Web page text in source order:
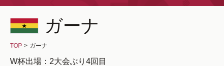
ガーナ
TOP > ガーナ
W杯出場：2大会ぶり4回目